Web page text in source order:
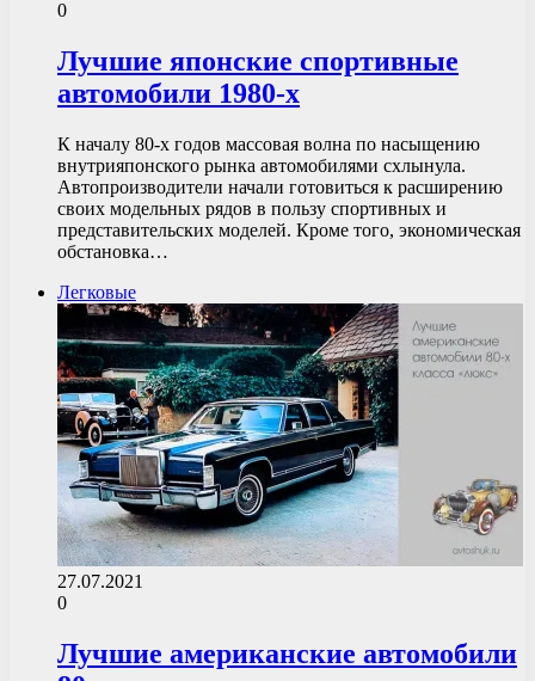
0
Лучшие японские спортивные
автомобили 1980-х
К началу 80-х годов массовая волна по насыщению
внутрияпонского рынка автомобилями схлынула.
Автопроизводители начали готовиться к расширению
своих модельных рядов в пользу спортивных и
представительских моделей. Кроме того, экономическая
обстановка…
Легковые
27.07.2021
0
Лучшие американские автомобили